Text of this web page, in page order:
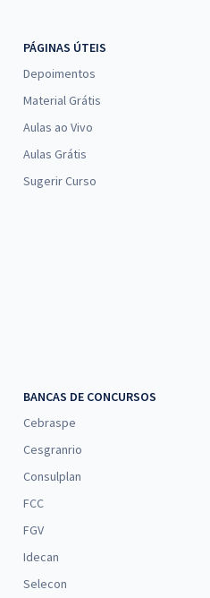
PÁGINAS ÚTEIS
Depoimentos
Material Grátis
Aulas ao Vivo
Aulas Grátis
Sugerir Curso
BANCAS DE CONCURSOS
Cebraspe
Cesgranrio
Consulplan
FCC
FGV
Idecan
Selecon